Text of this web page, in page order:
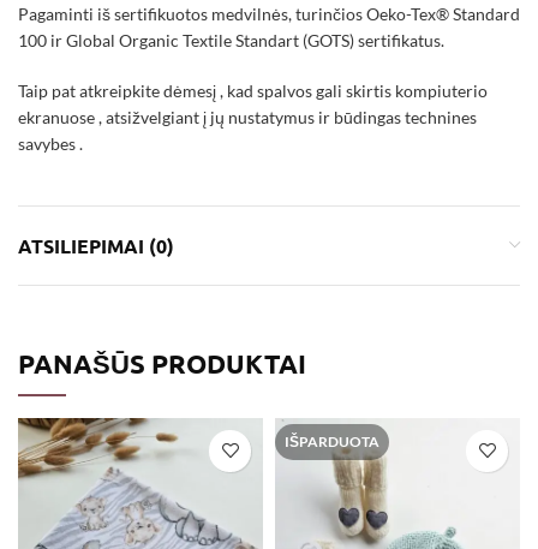
Pagaminti iš sertifikuotos medvilnės, turinčios Oeko-Tex® Standard
100 ir Global Organic Textile Standart (GOTS) sertifikatus.
Taip pat atkreipkite dėmesį , kad spalvos gali skirtis kompiuterio
ekranuose , atsižvelgiant į jų nustatymus ir būdingas technines
savybes .
ATSILIEPIMAI (0)
PANAŠŪS PRODUKTAI
IŠPARDUOTA